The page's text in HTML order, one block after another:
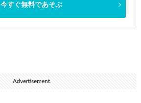
今すぐ無料であそぶ
Advertisement